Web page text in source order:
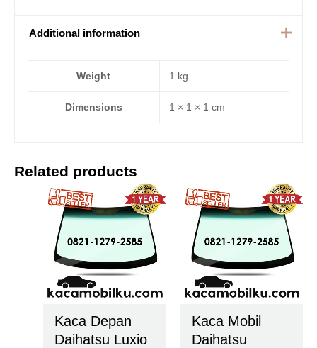
Additional information
Weight 1 kg
Dimensions 1 × 1 × 1 cm
Related products
Kaca Depan
Daihatsu Luxio
Kaca Mobil
Daihatsu